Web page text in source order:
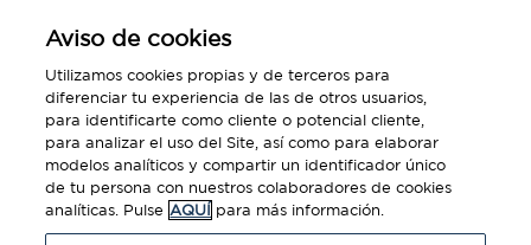
Portada»¿Cómo afecta el Brexit a los viajes
Aviso de cookies
Utilizamos cookies propias y de terceros para
diferenciar tu experiencia de las de otros usuarios,
para identificarte como cliente o potencial cliente,
para analizar el uso del Site, así como para elaborar
modelos analíticos y compartir un identificador único
de tu persona con nuestros colaboradores de cookies
analíticas. Pulse AQUÍ para más información.